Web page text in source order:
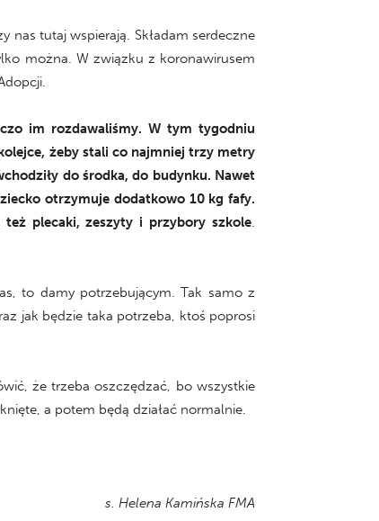
tutaj wspierają. Składam serdeczne
można. W związku z koronawirusem
im rozdawaliśmy. W tym tygodniu
żeby stali co najmniej trzy metry
do środka, do budynku. Nawet
otrzymuje dodatkowo 10 kg fafy.
też plecaki, zeszyty i przybory szkole.
to damy potrzebującym. Tak samo z
jak będzie taka potrzeba, ktoś poprosi
że trzeba oszczędzać, bo wszystkie
a potem będą działać normalnie.
s. Helena Kamińska FMA